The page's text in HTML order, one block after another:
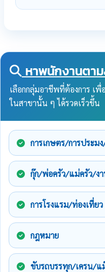
หาพนักงานตา
เลือกกลุ่มอาชีพที่ต้องการ เพื่
ในสาขานั้น ๆ ได้รวดเร็วขึ้น
การเกษตร/การประม
กุ๊ก/พ่อครัว/แม่ครัว/ง
การโรงแรม/ท่องเที่ยว
กฎหมาย
ขับรถบรรทุก/เครน/แ